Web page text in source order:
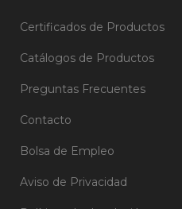
Certificados de Productos
Catálogos de Productos
Preguntas Frecuentes
Contacto
Bolsa de Empleo
Aviso de Privacidad